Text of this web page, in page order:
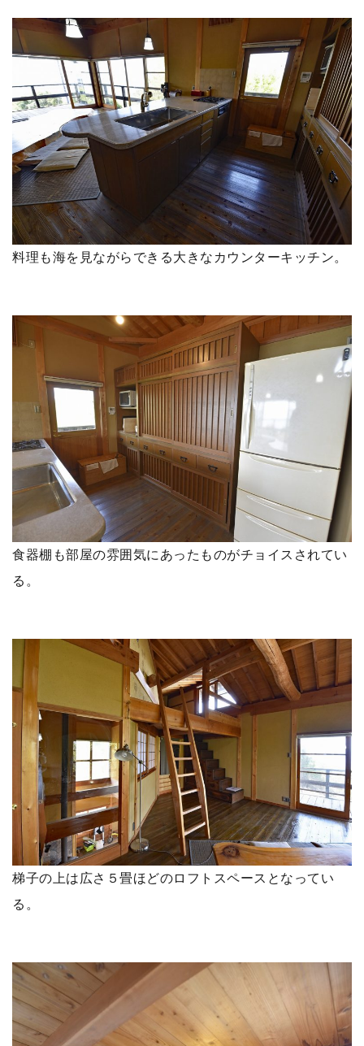
料理も海を見ながらできる大きなカウンターキッチン。
食器棚も部屋の雰囲気にあったものがチョイスされてい
る。
梯子の上は広さ５畳ほどのロフトスペースとなってい
る。